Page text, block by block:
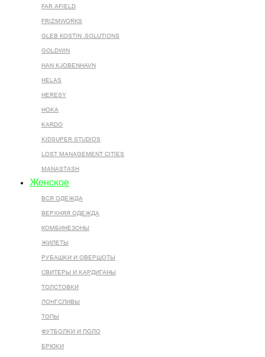
FAR AFIELD
FRIZMWORKS
GLEB KOSTIN .SOLUTIONS
GOLDWIN
HAN KJOBENHAVN
HELAS
HERESY
HOKA
KARDO
KIDSUPER STUDIOS
LOST MANAGEMENT CITIES
MANASTASH
Женское
ВСЯ ОДЕЖДА
ВЕРХНЯЯ ОДЕЖДА
КОМБИНЕЗОНЫ
ЖИЛЕТЫ
РУБАШКИ И ОВЕРШОТЫ
СВИТЕРЫ И КАРДИГАНЫ
ТОЛСТОВКИ
ЛОНГСЛИВЫ
ТОПЫ
ФУТБОЛКИ И ПОЛО
БРЮКИ